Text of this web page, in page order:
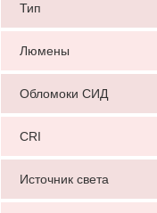
Тип
Люмены
Обломоки СИД
CRI
Источник света